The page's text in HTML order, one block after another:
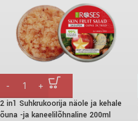
2 in1 Suhkrukoorija näole ja kehale
õuna -ja kaneelilõhnaline 200ml